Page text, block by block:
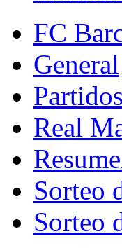
FC
General
Real
Sorteo
Sorteo